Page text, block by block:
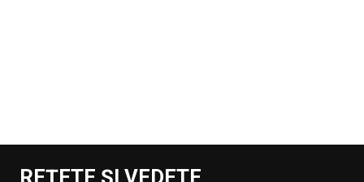
REȚETE ȘI VEDETE